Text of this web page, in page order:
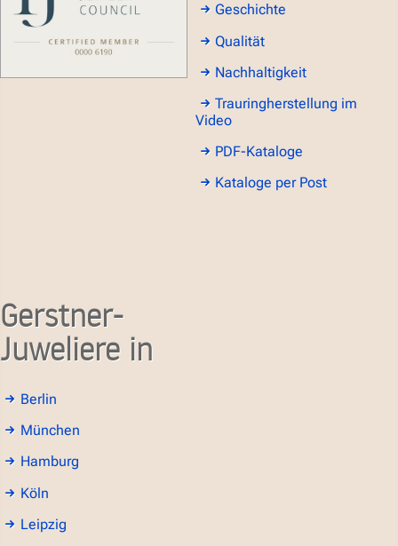
Geschichte
Qualität
Nachhaltigkeit
Trauringherstellung im
Video
PDF-Kataloge
Kataloge per Post
Gerstner-
Juweliere in
Berlin
München
Hamburg
Köln
Leipzig